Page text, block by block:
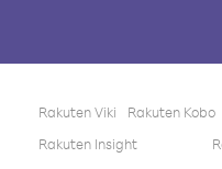
Rakuten Viki Rakuten Kobo
Rakuten Insight